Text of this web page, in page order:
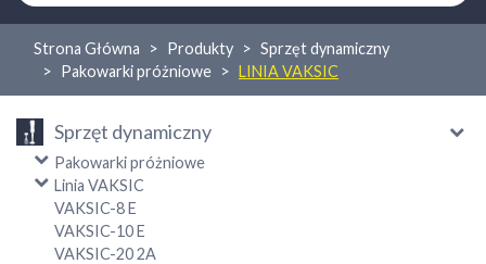
Strona Główna Produkty
Sprzęt dynamiczny
Pakowarki próżniowe
LINIA VAKSIC
Sprzęt dynamiczny
Pakowarki próżniowe
Linia VAKSIC
VAKSIC-8 E
VAKSIC-10 E
VAKSIC-20 2A